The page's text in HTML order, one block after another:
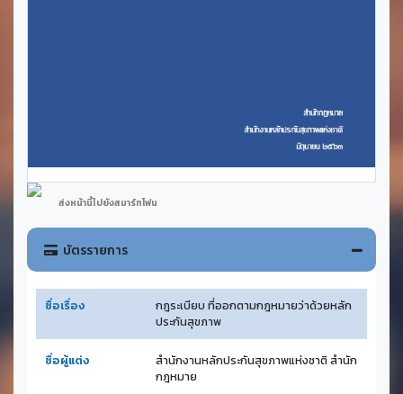
ส่งหน้านี้ไปยังสมาร์ทโฟน
บัตรรายการ
ชื่อเรื่อง
กฎระเบียบ ที่ออกตามกฎหมายว่าด้วยหลัก
ประกันสุขภาพ
ชื่อผู้แต่ง
สำนักงานหลักประกันสุขภาพแห่งชาติ สำนัก
กฎหมาย